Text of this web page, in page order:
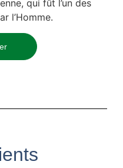
qui fût l’un des
l’Homme.